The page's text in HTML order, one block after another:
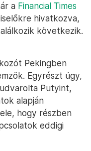
a Financial Times
hivatkozva,
következik.
Pekingben
Egyrészt úgy,
Putyint,
alapján
hogy részben
eddigi